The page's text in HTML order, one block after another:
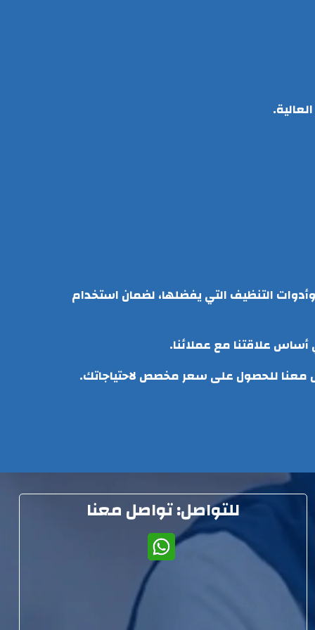
التنظيف التي يفضلها، لضمان استخدام
أساس علاقتنا مع عملائنا.
معنا للحصول على سعر مخصص لاحتياجاتك.
للتواصل:تواصل معنا